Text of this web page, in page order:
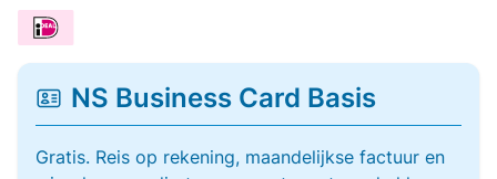
NS Business Card Basis
Gratis. Reis op rekening, maandelijkse factuur en